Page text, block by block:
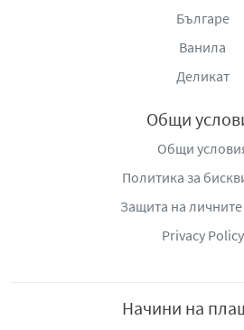
Българе
Ванила
Деликат
Общи
Общи
Политика за
Защита на
Privacy Policy
Начини на